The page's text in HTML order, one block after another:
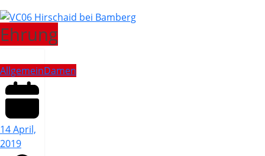
Ehrung
AllgemeinDamen
14 April,
2019